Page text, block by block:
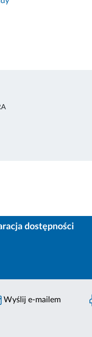
dostępności
Wyślij e-mailem